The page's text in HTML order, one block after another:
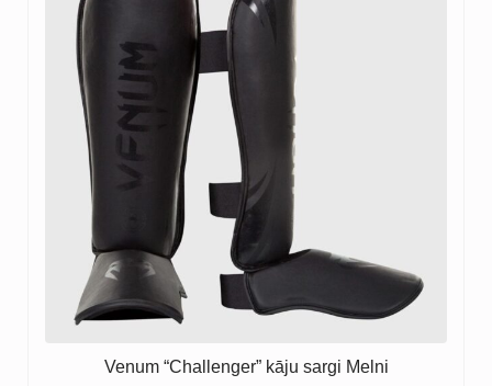
Venum “Challenger” kāju sargi Melni